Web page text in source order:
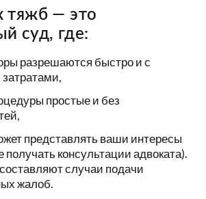
тяжб — это
суд, где:
разрешаются быстро и с
простые и без
представлять ваши интересы
получать консультации адвоката).
случаи подачи
жалоб.